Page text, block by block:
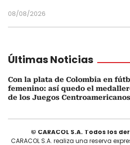
08/08/2026
Últimas Noticias
Con la plata de Colombia en
femenino: así quedo el
de los Juegos Centroamericanos
© CARACOL S.A. Todos los
CARACOL S.A. realiza una reserva